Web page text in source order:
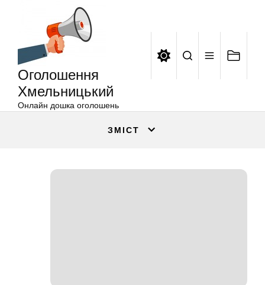
Оголошення
Хмельницький
Онлайн дошка оголошень
ЗМІСТ